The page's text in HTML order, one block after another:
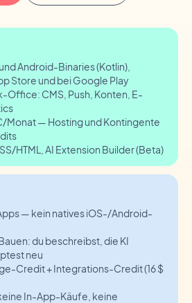
Android-Binaries (Kotlin),
Store und bei Google Play
Office: CMS, Push, Konten, E-
Monat — Hosting und Kontingente
HTML, AI Extension Builder (Beta)
— kein natives iOS-/Android-
du beschreibst, die KI
neu
Credit + Integrations-Credit (16 $
In-App-Käufe, keine